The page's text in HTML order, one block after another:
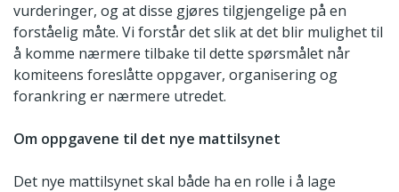
vurderinger, og at disse gjøres tilgjengelige på en
forståelig måte. Vi forstår det slik at det blir mulighet til
å komme nærmere tilbake til dette spørsmålet når
komiteens foreslåtte oppgaver, organisering og
forankring er nærmere utredet.
Om oppgavene til det nye mattilsynet
Det nye mattilsynet skal både ha en rolle i å lage